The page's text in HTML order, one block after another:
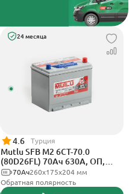
24 месяца
4.6 Турция
Mutlu SFB M2 6СТ-70.0
(80D26FL) 70Ач 630А, ОП,
стандартные клеммы
260х175х204 мм
70Ач
Обратная полярность